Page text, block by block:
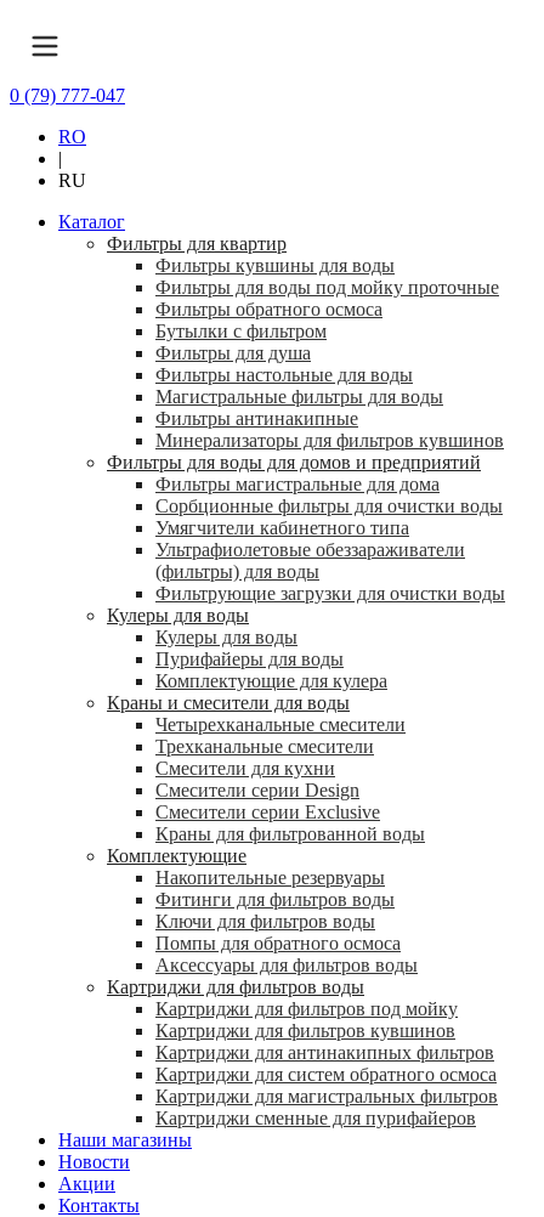
0 (79) 777-047
RO
|
RU
Каталог
Фильтры для квартир
Фильтры кувшины для воды
Фильтры для воды под мойку проточные
Фильтры обратного осмоса
Бутылки с фильтром
Фильтры для душа
Фильтры настольные для воды
Магистральные фильтры для воды
Фильтры антинакипные
Минерализаторы для фильтров кувшинов
Фильтры для воды для домов и предприятий
Фильтры магистральные для дома
Сорбционные фильтры для очистки воды
Умягчители кабинетного типа
Ультрафиолетовые обеззараживатели
(фильтры) для воды
Фильтрующие загрузки для очистки воды
Кулеры для воды
Кулеры для воды
Пурифайеры для воды
Комплектующие для кулера
Краны и смесители для воды
Четырехканальные смесители
Трехканальные смесители
Смесители для кухни
Смесители серии Design
Смесители серии Exclusive
Краны для фильтрованной воды
Комплектующие
Накопительные резервуары
Фитинги для фильтров воды
Ключи для фильтров воды
Помпы для обратного осмоса
Аксессуары для фильтров воды
Картриджи для фильтров воды
Картриджи для фильтров под мойку
Картриджи для фильтров кувшинов
Картриджи для антинакипных фильтров
Картриджи для систем обратного осмоса
Картриджи для магистральных фильтров
Картриджи сменные для пурифайеров
Наши магазины
Новости
Акции
Контакты